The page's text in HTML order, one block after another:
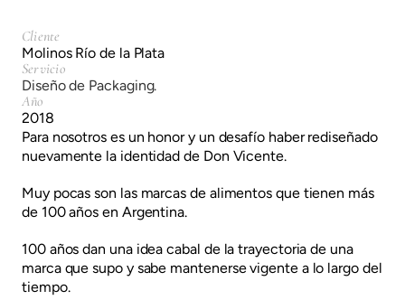
Cliente
Molinos Río de la Plata
Servicio
Diseño de Packaging.
Año
2018
Para nosotros es un honor y un desafío haber rediseñado
nuevamente la identidad de Don Vicente.
Muy pocas son las marcas de alimentos que tienen más
de 100 años en Argentina.
100 años dan una idea cabal de la trayectoria de una
marca que supo y sabe mantenerse vigente a lo largo del
tiempo.